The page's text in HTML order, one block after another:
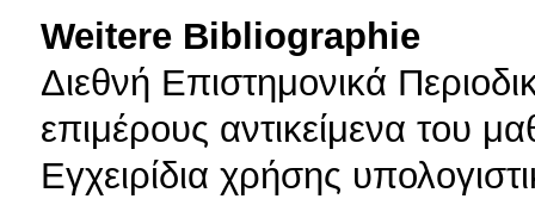
Weitere Bibliographie
Διεθνή Επιστημονικά
επιμέρους αντικείμενα του
Εγχειρίδια χρήσης